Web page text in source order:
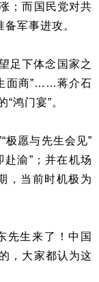
；而国民党对共
军事进攻。
足下体念国家之
面商”……蒋介石
鸿门宴”。
愿与先生会见”
渝”；并在机场
，当前时机极为
生来了！中国
，大家都认为这